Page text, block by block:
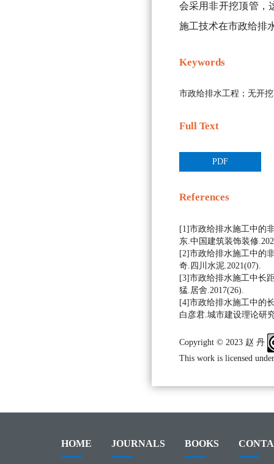
会采用非开挖顶管，
施工技术在市政给排
Keywords
市政给排水工程；无开
Full Text
PDF
References
[1]市政给排水施工中的
东.中国建筑装饰装修
[2]市政给排水施工中的
奇.四川水泥.2021(07).
[3]市政给排水施工中长
猛.居舍.2017(26).
[4]市政给排水施工中的
白彦君.城市建设理论研
Copyright © 2023 赵 丹
This work is licensed
HOME JOURNALS BOOKS